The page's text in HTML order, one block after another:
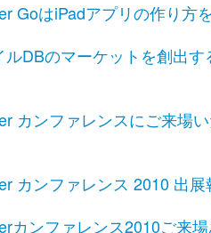
GoはiPadアプリの作り方
ルDBのマーケットを創出
カンファレンスにご来場
カンファレンス 2010 出展
カンファレンス2010ご来